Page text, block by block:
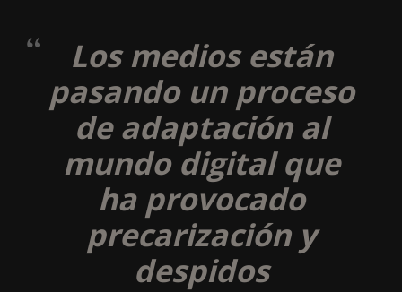
Los medios están
pasando un proceso
de adaptación al
mundo digital que
ha provocado
precarización y
despidos